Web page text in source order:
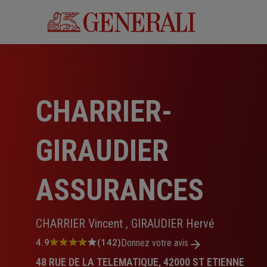
CHARRIER-
GIRAUDIER
ASSURANCES
CHARRIER Vincent , GIRAUDIER Hervé
Note
4.9 (142)Donnez votre avis
48 RUE DE LA TELEMATIQUE, 42000 ST ETIENNE